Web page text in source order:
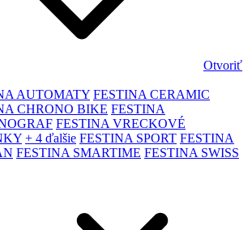
Otvoriť
AUTOMATY FESTINA CERAMIC
CHRONO BIKE FESTINA
FESTINA VRECKOVÉ
+ 4 ďalšie FESTINA SPORT FESTINA
FESTINA SMARTIME FESTINA SWISS